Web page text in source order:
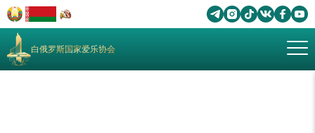
白俄罗斯国家爱乐协会